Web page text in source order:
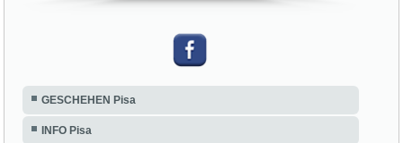
GESCHEHEN Pisa
INFO Pisa